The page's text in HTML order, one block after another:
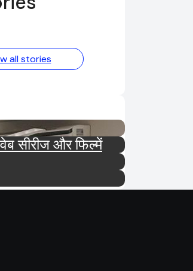
Pooja Hegde
वर्थ 2025 तक!
all stories
पर नई वेब सीरीज और फिल्में